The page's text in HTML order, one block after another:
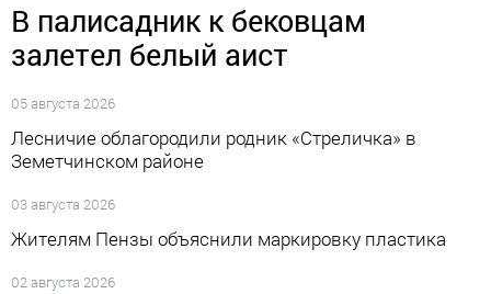
В палисадник к бековцам
залетел белый аист
05 августа 2026
Лесничие облагородили родник «Стреличка» в
Земетчинском районе
03 августа 2026
Жителям Пензы объяснили маркировку пластика
02 августа 2026